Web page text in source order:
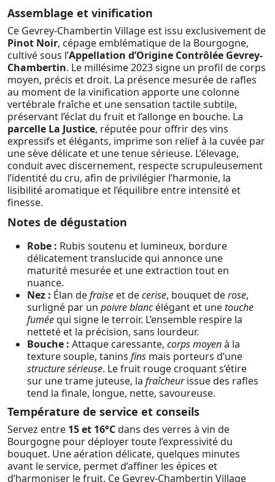
Assemblage et vinification
Ce Gevrey-Chambertin Village est issu exclusivement de
Pinot Noir, cépage emblématique de la Bourgogne,
cultivé sous l’Appellation d’Origine Contrôlée Gevrey-
Chambertin. Le millésime 2023 signe un profil de corps
moyen, précis et droit. La présence mesurée de rafles
au moment de la vinification apporte une colonne
vertébrale fraîche et une sensation tactile subtile,
préservant l’éclat du fruit et l’allonge en bouche. La
parcelle La Justice, réputée pour offrir des vins
expressifs et élégants, imprime son relief à la cuvée par
une sève délicate et une tenue sérieuse. L’élevage,
conduit avec discernement, respecte scrupuleusement
l’identité du cru, afin de privilégier l’harmonie, la
lisibilité aromatique et l’équilibre entre intensité et
finesse.
Notes de dégustation
Robe : Rubis soutenu et lumineux, bordure
délicatement translucide qui annonce une
maturité mesurée et une extraction tout en
nuance.
Nez : Élan defraise et decerise, bouquet derose,
surligné par un poivre blancélégant et unetouche
fuméequi signe le terroir. L’ensemble respire la
netteté et la précision, sans lourdeur.
Bouche : Attaque caressante, corps moyenà la
texture souple, tanins fins mais porteurs d’une
structure sérieuse. Le fruit rouge croquant s’étire
sur une trame juteuse, la fraîcheurissue des rafles
tend la finale, longue, nette, savoureuse.
Température de service et conseils
Servez entre 15 et 16°Cdans des verres à vin de
Bourgogne pour déployer toute l’expressivité du
bouquet. Une aération délicate, quelques minutes
avant le service, permet d’affiner les épices et
d’harmoniser le fruit. Ce Gevrey-Chambertin Village